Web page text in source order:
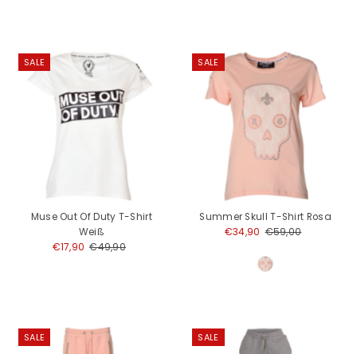
SALE
Muse Out Of Duty T-Shirt
Weiß
Angebotspreis
€17,90 Regulärer
€49,90
SALE
Summer Skull T-Shirt Rosa
Angebotspreis
€34,90 Regulärer
€59,00
SALE SALE